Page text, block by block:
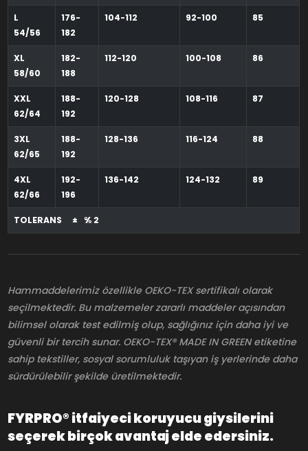
L
54/56
176-
182
104-112 92-100 85
XL
58/60
182-
188
112-120 100-108 86
XXL
62/64
188-
192
120-128 108-116 87
3XL
62/65
188-
192
128-136 116-124 88
4XL
62/66
192-
196
136-142 124-132 89
TOLERANS ± % 2
Hammaddelerimiz özellikle OEKO-TEX sertifikalı olarak
seçilmektedir. Bu malzemeler zararlı maddeler açısından
bilimsel olarak test edilmiş olup, sağlığınız için daha iyi ve
güvenli bir tercih sunar. OEKO-TEX® MADE IN GREEN etiketine
sahip tekstiller, sosyal sorumluluk taşıyan iş yerlerinde daha
sürdürülebilir şekilde üretilmektedir.
FYRPRO® itfaiyeci koruyucu giysilerini
seçerek birçok avantaj elde edersiniz.